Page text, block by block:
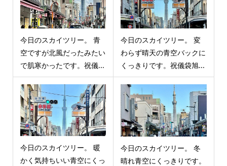
今日のスカイツリー。 青
空ですが北風だったみたい
で肌寒かったです。祝儀...
今日のスカイツリー。 変
わらず晴天の青空バックに
くっきりです。祝儀袋旭...
今日のスカイツリー。 暖
かく気持ちいい青空にくっ
今日のスカイツリー。 冬
晴れ青空にくっきりです。